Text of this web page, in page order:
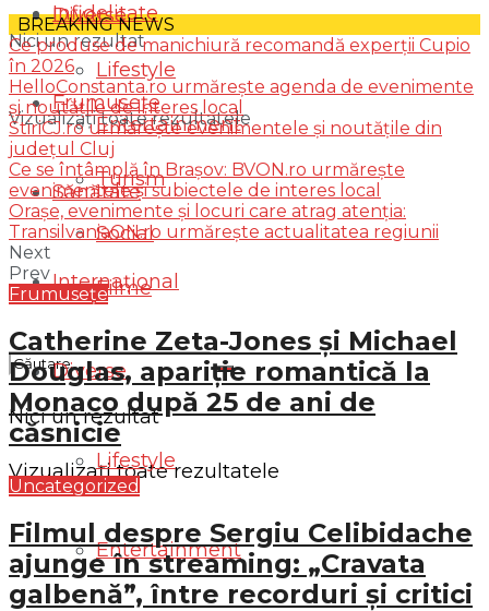
Diverse
Lifestyle
Entertainment
Turism
Social
Filme
Nici un rezultat
Vizualizați toate rezultatele
Infidelitate
Frumusețe
Sănătate
Internațional
Diverse
Lifestyle
Entertainment
Nici un rezultat
Vizualizați toate rezultatele
BREAKING NEWS
Ce produse de manichiură recomandă experții Cupio
în 2026
HelloConstanta.ro urmărește agenda de evenimente
și noutățile de interes local
StiriCJ.ro urmărește evenimentele și noutățile din
județul Cluj
Ce se întâmplă în Brașov: BVON.ro urmărește
evenimentele și subiectele de interes local
Orașe, evenimente și locuri care atrag atenția:
TransilvaniaON.ro urmărește actualitatea regiunii
Next
Prev
Frumusețe
Catherine Zeta-Jones și Michael
Douglas, apariție romantică la
Monaco după 25 de ani de
căsnicie
Uncategorized
Filmul despre Sergiu Celibidache
ajunge în streaming: „Cravata
galbenă”, între recorduri și critici